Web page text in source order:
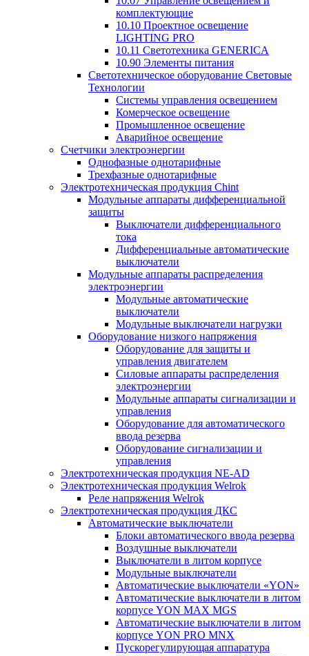
комплектующие
10.10 Проектное освещение
LIGHTING PRO
10.11 Светотехника GENERICA
10.90 Элементы питания
Светотехническое оборудование Световые
Технологии
Системы управления освещением
Комерческое освещение
Промышленное освещение
Аварийное освещение
Счетчики электроэнергии
Однофазные однотарифные
Трехфазные однотарифные
Электротехническая продукция Chint
Модульные аппараты дифференциальной
защиты
Выключатели дифференциального
тока
Дифференциальные автоматические
выключатели
Модульные аппараты распределения
электроэнергии
Модульные автоматические
выключатели
Модульные выключатели нагрузки
Оборудование низкого напряжения
Оборудование для защиты и
управления двигателем
Силовые аппараты распределения
электроэнергии
Модульные аппараты сигнализации и
управления
Оборудование для автоматического
ввода резерва
Оборудование сигнализации и
управления
Электротехническая продукция NE-AD
Электротехническая продукция Welrok
Реле напряжения Welrok
Электротехническая продукция ДКС
Автоматические выключатели
Блоки автоматического ввода резерва
Воздушные выключатели
Выключатели в литом корпусе
Модульные выключатели
Автоматические выключатели «YON»
Автоматические выключатели в литом
корпусе YON MAX MGS
Автоматические выключатели в литом
корпусе YON PRO MNX
Пускорегулирующая аппаратура